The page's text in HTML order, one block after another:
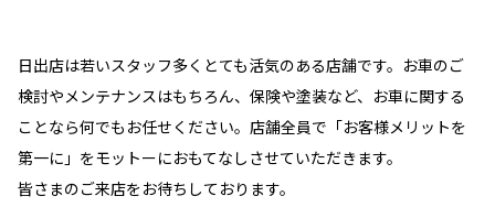
日出店は若いスタッフ多くとても活気のある店舗です。お車のご
検討やメンテナンスはもちろん、保険や塗装など、お車に関する
ことなら何でもお任せください。店舗全員で「お客様メリットを
第一に」をモットーにおもてなしさせていただきます。
皆さまのご来店をお待ちしております。